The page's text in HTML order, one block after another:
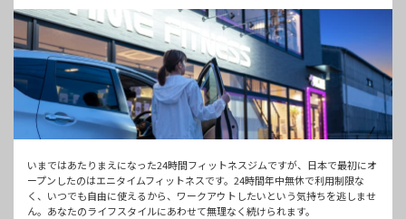
いまではあたりまえになった24時間フィットネスジムですが、日本で最初にオ
ープンしたのはエニタイムフィットネスです。24時間年中無休で利用制限な
く、いつでも自由に使えるから、ワークアウトしたいという気持ちを逃しませ
ん。あなたのライフスタイルにあわせて無理なく続けられます。